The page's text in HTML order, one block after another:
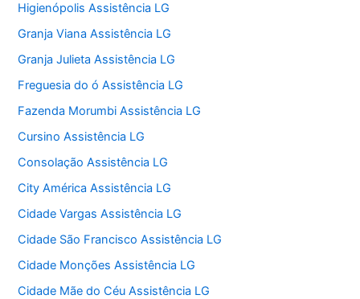
Higienópolis Assistência LG
Granja Viana Assistência LG
Granja Julieta Assistência LG
Freguesia do ó Assistência LG
Fazenda Morumbi Assistência LG
Cursino Assistência LG
Consolação Assistência LG
City América Assistência LG
Cidade Vargas Assistência LG
Cidade São Francisco Assistência LG
Cidade Monções Assistência LG
Cidade Mãe do Céu Assistência LG